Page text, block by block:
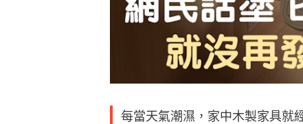
每當天氣潮濕，家中木製家具就